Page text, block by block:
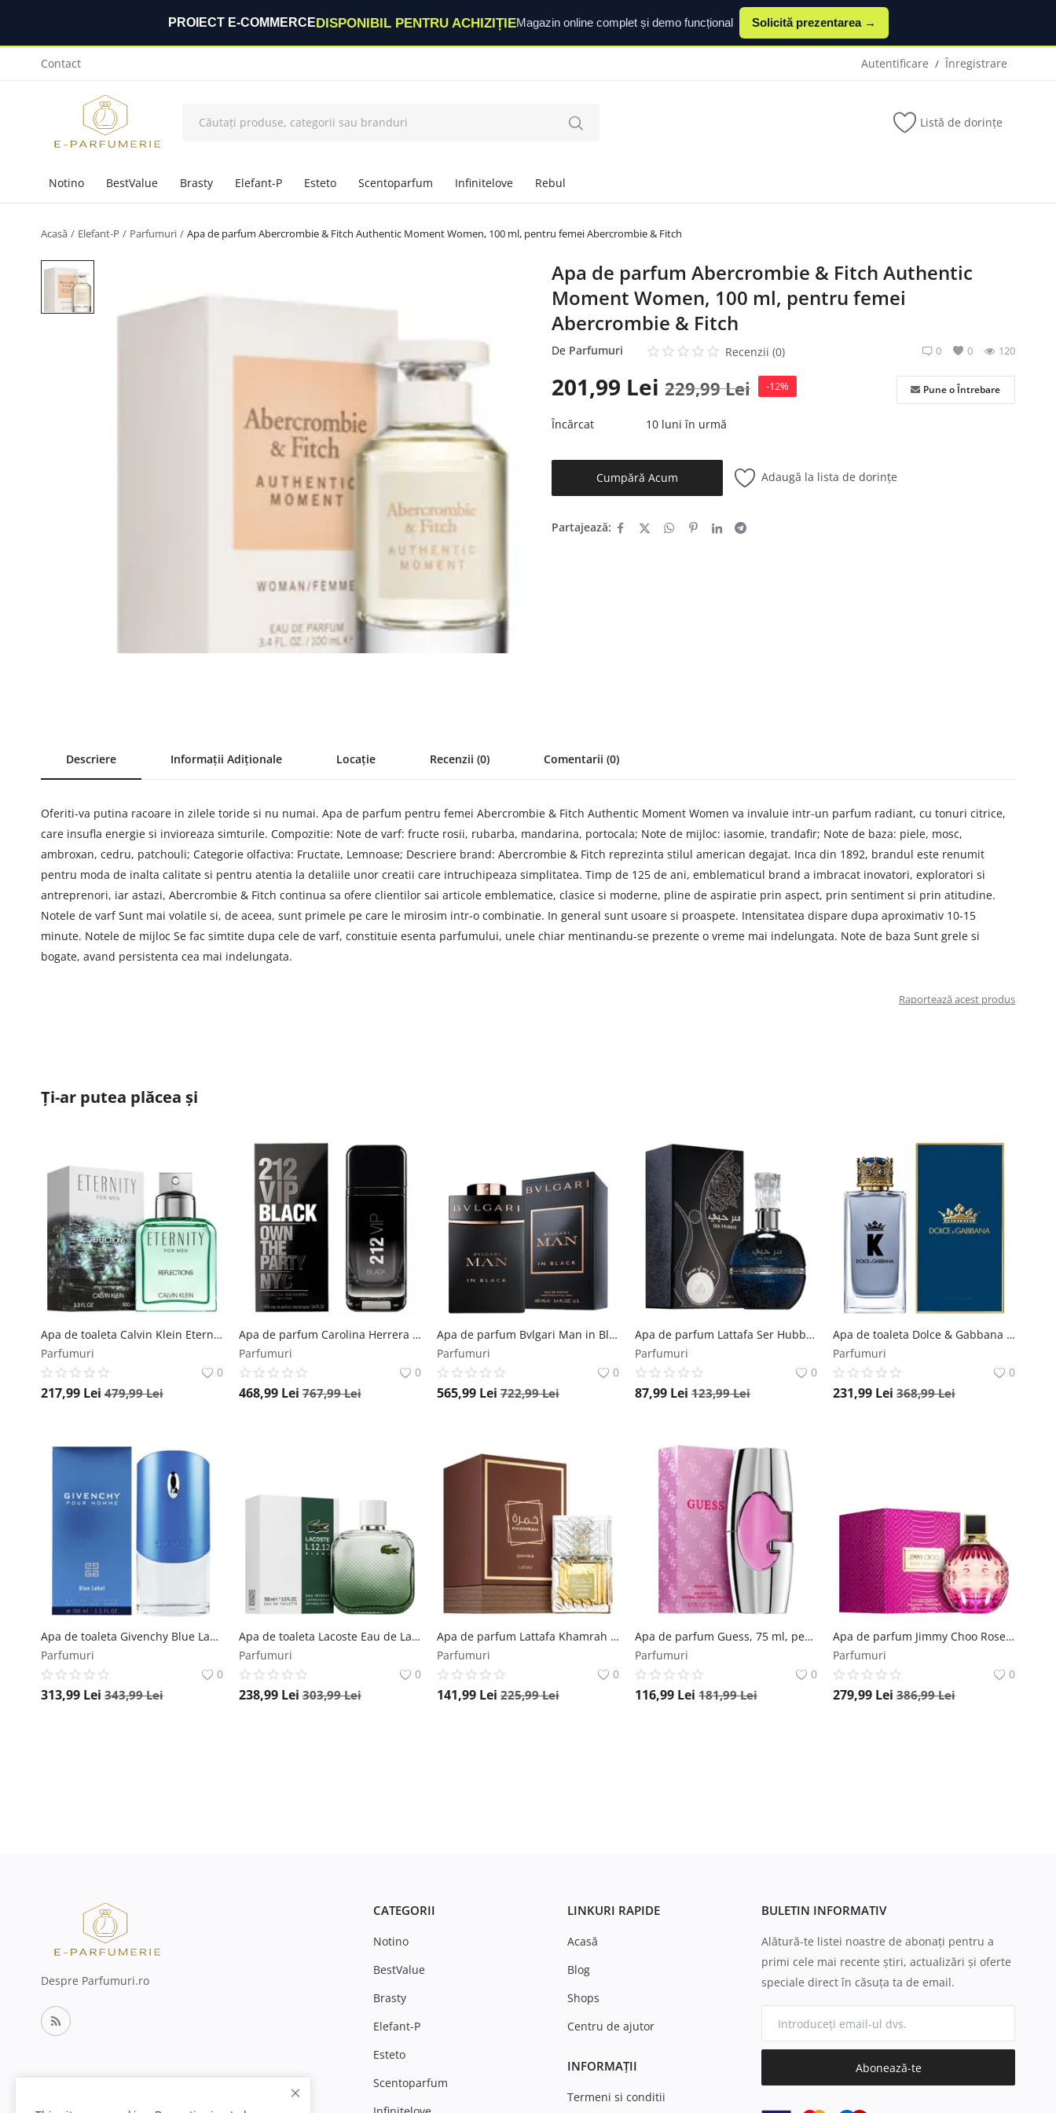
PROIECT E-COMMERCEDISPONIBIL PENTRU ACHIZIȚIEMagazin online complet și demo funcțional Solicită prezentarea →
Contact Autentificare / Înregistrare
Listă de dorințe
Notino BestValue Brasty Elefant-P Esteto Scentoparfum Infinitelove Rebul
Acasă Elefant-P Parfumuri Apa de parfum Abercrombie & Fitch Authentic Moment Women, 100 ml, pentru femei Abercrombie & Fitch
Apa de parfum Abercrombie & Fitch Authentic
Moment Women, 100 ml, pentru femei
Abercrombie & Fitch
De Parfumuri Recenzii (0) 0 0 120
201,99 Lei 229,99Lei -12% Pune o Întrebare
Încărcat 10 luni în urmă
Cumpără Acum Adaugă la lista de dorințe
Partajează:
Descriere Informații Adiționale Locație Recenzii (0) Comentarii (0)
Oferiti-va putina racoare in zilele toride si nu numai. Apa de parfum pentru femei Abercrombie & Fitch Authentic Moment Women va invaluie intr-un parfum radiant, cu tonuri citrice,
care insufla energie si invioreaza simturile. Compozitie: Note de varf: fructe rosii, rubarba, mandarina, portocala; Note de mijloc: iasomie, trandafir; Note de baza: piele, mosc,
ambroxan, cedru, patchouli; Categorie olfactiva: Fructate, Lemnoase; Descriere brand: Abercrombie & Fitch reprezinta stilul american degajat. Inca din 1892, brandul este renumit
pentru moda de inalta calitate si pentru atentia la detaliile unor creatii care intruchipeaza simplitatea. Timp de 125 de ani, emblematicul brand a imbracat inovatori, exploratori si
antreprenori, iar astazi, Abercrombie & Fitch continua sa ofere clientilor sai articole emblematice, clasice si moderne, pline de aspiratie prin aspect, prin sentiment si prin atitudine.
Notele de varf Sunt mai volatile si, de aceea, sunt primele pe care le mirosim intr-o combinatie. In general sunt usoare si proaspete. Intensitatea dispare dupa aproximativ 10-15
minute. Notele de mijloc Se fac simtite dupa cele de varf, constituie esenta parfumului, unele chiar mentinandu-se prezente o vreme mai indelungata. Note de baza Sunt grele si
bogate, avand persistenta cea mai indelungata.
Raportează acest produs
Ți-ar putea plăcea și
Apa de toaleta Calvin Klein Eternity for Men Reflections, 100 ml, pentru barbati Calvin Klein
Parfumuri
0
217,99 Lei 479,99Lei
Apa de parfum Carolina Herrera 212 VIP Black Own The Party, 100 ml, pentru barbati Carolina Herrera
Parfumuri
0
468,99 Lei 767,99Lei
Apa de parfum Bvlgari Man in Black, 100 ml, pentru barbati Bvlgari
Parfumuri
0
565,99 Lei 722,99Lei
Apa de parfum Lattafa Ser Hubbee, 100 ml, unisex Lattafa
Parfumuri
0
87,99 Lei 123,99Lei
Apa de toaleta Dolce & Gabbana K, 50 ml, pentru barbati Dolce & Gabbana
Parfumuri
0
231,99 Lei 368,99Lei
Apa de toaleta Givenchy Blue Label, 100 ml, pentru barbati Givenchy
Parfumuri
0
313,99 Lei 343,99Lei
Apa de toaleta Lacoste Eau de Lacoste L.12.12 Blanc Intense, 100 ml, pentru barbati Lacoste
Parfumuri
0
238,99 Lei 303,99Lei
Apa de parfum Lattafa Khamrah Qahwa, 100 ml, unisex Lattafa
Parfumuri
0
141,99 Lei 225,99Lei
Apa de parfum Guess, 75 ml, pentru femei Guess
Parfumuri
0
116,99 Lei 181,99Lei
Apa de parfum Jimmy Choo Rose Passion for Women, 100 ml, pentru femei Jimmy Choo
Parfumuri
0
279,99 Lei 386,99Lei
Despre Parfumuri.ro
CATEGORII
Notino
BestValue
Brasty
Elefant-P
Esteto
Scentoparfum
LINKURI RAPIDE
Acasă
Blog
Shops
Centru de ajutor
INFORMAȚII
Termeni si conditii
BULETIN INFORMATIV
Alătură-te listei noastre de abonați pentru a
primi cele mai recente știri, actualizări și oferte
speciale direct în căsuța ta de email.
Abonează-te